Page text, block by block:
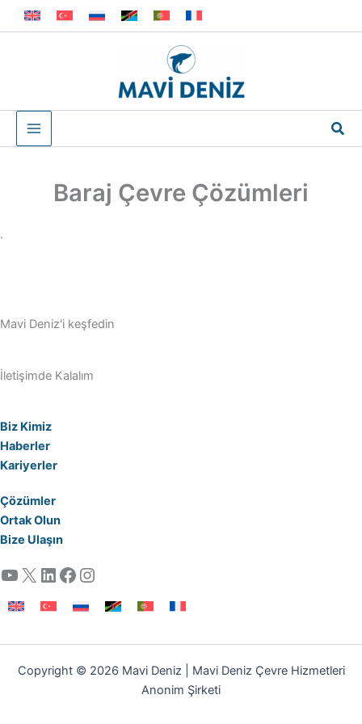
İçeriğe
atla
Baraj Çevre Çözümleri
.
Mavi Deniz'i keşfedin
İletişimde Kalalım
Biz Kimiz
Haberler
Kariyerler
Çözümler
Ortak Olun
Bize Ulaşın
YouTube X LinkedIn Facebook Instagram
Copyright © 2026 Mavi Deniz | Mavi Deniz Çevre Hizmetleri
Anonim Şirketi